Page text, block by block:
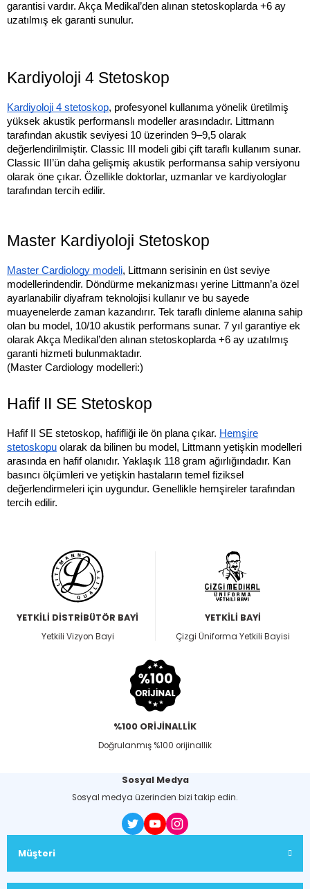
garantisi vardır. Akça Medikal’den alınan stetoskoplarda +6 ay
uzatılmış ek garanti sunulur.
Kardiyoloji 4 Stetoskop
Kardiyoloji 4 stetoskop, profesyonel kullanıma yönelik üretilmiş
yüksek akustik performanslı modeller arasındadır. Littmann
tarafından akustik seviyesi 10 üzerinden 9–9,5 olarak
değerlendirilmiştir. Classic III modeli gibi çift taraflı kullanım sunar.
Classic III’ün daha gelişmiş akustik performansa sahip versiyonu
olarak öne çıkar. Özellikle doktorlar, uzmanlar ve kardiyologlar
tarafından tercih edilir.
Master Kardiyoloji Stetoskop
Master Cardiology modeli, Littmann serisinin en üst seviye
modellerindendir. Döndürme mekanizması yerine Littmann’a özel
ayarlanabilir diyafram teknolojisi kullanır ve bu sayede
muayenelerde zaman kazandırır. Tek taraflı dinleme alanına sahip
olan bu model, 10/10 akustik performans sunar. 7 yıl garantiye ek
olarak Akça Medikal’den alınan stetoskoplarda +6 ay uzatılmış
garanti hizmeti bulunmaktadır.
(Master Cardiology modelleri:)
Hafif II SE Stetoskop
Hafif II SE stetoskop, hafifliği ile ön plana çıkar. Hemşire
stetoskopu olarak da bilinen bu model, Littmann yetişkin modelleri
arasında en hafif olanıdır. Yaklaşık 118 gram ağırlığındadır. Kan
basıncı ölçümleri ve yetişkin hastaların temel fiziksel
değerlendirmeleri için uygundur. Genellikle hemşireler tarafından
tercih edilir.
YETKİLİ DİSTRİBÜTÖR BAYİ
Yetkili Vizyon Bayi
YETKİLİ BAYİ
Çizgi Üniforma Yetkili Bayisi
%100 ORİJİNALLİK
Doğrulanmış %100 orijinallik
Sosyal Medya
Sosyal medya üzerinden bizi takip edin.
Müşteri